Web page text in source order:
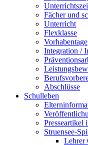
Fächer und
Unterricht
Flexklasse
Vorhabentage
Integration /
Abschlüsse
Schulleben
Presseartikel
Struensee-
Lehrer